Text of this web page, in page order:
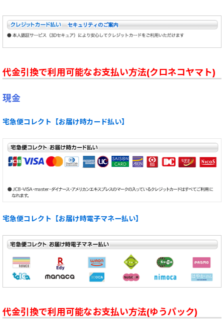
代金引換で利用可能なお支払い方法(クロネコヤマト)
現金
宅急便コレクト【お届け時カード払い】
宅急便コレクト【お届け時電子マネー払い】
代金引換で利用可能なお支払い方法(ゆうパック)